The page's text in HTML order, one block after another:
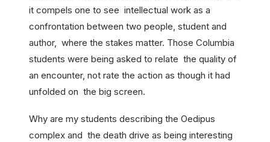
it compels one to see intellectual work as a
confrontation between two people, student and
author, where the stakes matter. Those Columbia
students were being asked to relate the quality of
an encounter, not rate the action as though it had
unfolded on the big screen.
Why are my students describing the Oedipus
complex and the death drive as being interesting